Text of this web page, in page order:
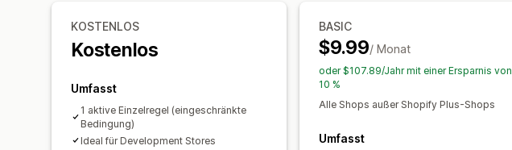
KOSTENLOS
Kostenlos
Umfasst
1 aktive Einzelregel (eingeschränkte
Bedingung)
Ideal für Development Stores
BASIC
$9.99/ Monat
oder $107.89/Jahr mit einer Ersparnis von
10 %
Alle Shops außer Shopify Plus-Shops
Umfasst